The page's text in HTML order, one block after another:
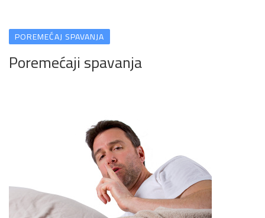
POREMEĆAJ SPAVANJA
Poremećaji spavanja